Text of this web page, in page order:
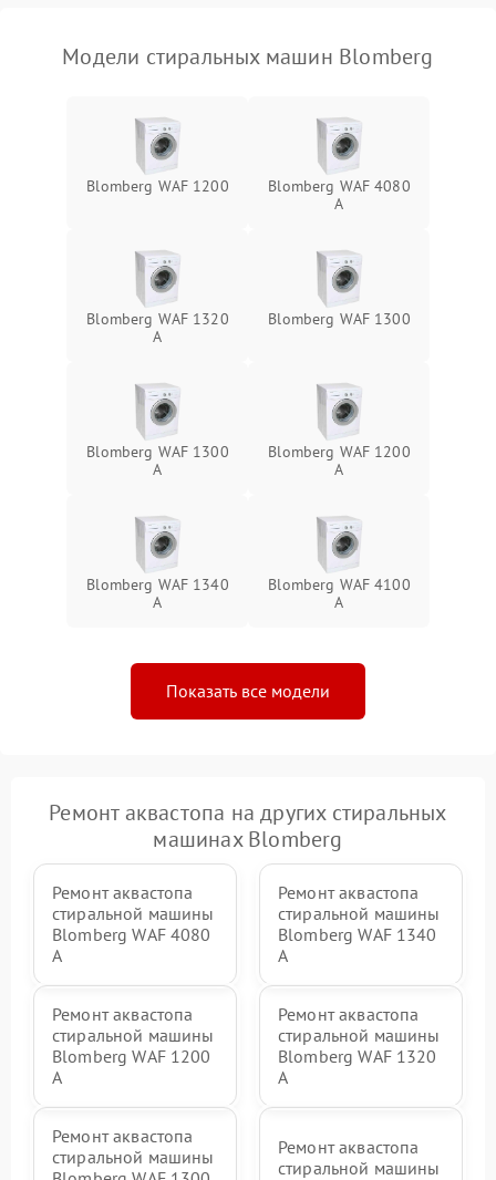
Модели стиральных машин Blomberg
Blomberg WAF 1200
Blomberg WAF 4080
A
Blomberg WAF 1320
A
Blomberg WAF 1300
Blomberg WAF 1300
A
Blomberg WAF 1200
A
Blomberg WAF 1340
A
Blomberg WAF 4100
A
Показать все модели
Ремонт аквастопа на других стиральных
машинах Blomberg
Ремонт аквастопа
стиральной машины
Blomberg WAF 4080
A
Ремонт аквастопа
стиральной машины
Blomberg WAF 1340
A
Ремонт аквастопа
стиральной машины
Blomberg WAF 1200
A
Ремонт аквастопа
стиральной машины
Blomberg WAF 1320
A
Ремонт аквастопа
стиральной машины
Ремонт аквастопа
стиральной машины